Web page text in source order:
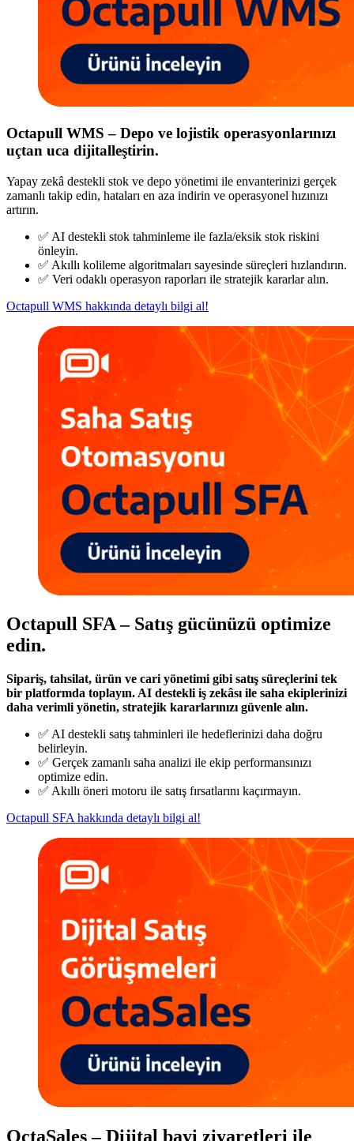
Octapull WMS – Depo ve lojistik operasyonlarınızı
uçtan uca dijitalleştirin.
Yapay zekâ destekli stok ve depo yönetimi ile envanterinizi gerçek
zamanlı takip edin, hataları en aza indirin ve operasyonel hızınızı
artırın.
✅ AI destekli stok tahminleme ile fazla/eksik stok riskini
önleyin.
✅ Akıllı kolileme algoritmaları sayesinde süreçleri hızlandırın.
✅ Veri odaklı operasyon raporları ile stratejik kararlar alın.
Octapull WMS hakkında detaylı bilgi al!
Octapull SFA – Satış gücünüzü optimize
edin.
Sipariş, tahsilat, ürün ve cari yönetimi gibi satış süreçlerini tek
bir platformda toplayın. AI destekli iş zekâsı ile saha ekiplerinizi
daha verimli yönetin, stratejik kararlarınızı güvenle alın.
✅ AI destekli satış tahminleri ile hedeflerinizi daha doğru
belirleyin.
✅ Gerçek zamanlı saha analizi ile ekip performansınızı
optimize edin.
✅ Akıllı öneri motoru ile satış fırsatlarını kaçırmayın.
Octapull SFA hakkında detaylı bilgi al!
OctaSales – Dijital bayi ziyaretleri ile